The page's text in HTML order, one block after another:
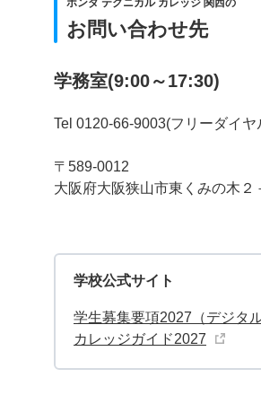
お問い合わせ先
学務室(9:00～17:30)
Tel 0120-66-9003(フリーダイヤ
〒589-0012
大阪府大阪狭山市東くみの木２
学校公式サイト
学生募集要項2027（デジタル
カレッジガイド2027